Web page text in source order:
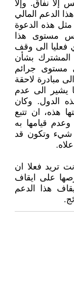
إلا نفاق. وإلا
الدعم المالي
هذه الدعوة
مستوى هذا
فعليا الى وقف
المشترك بشأن
مستوى جرائم
مبادرة لاحقة
يشير الى عدم
الدول. وكان
هذه، ان تتبع
قيامها به
شيء وتكون قد
تريد فعلا ان
على ايقاف
هذا الدعم